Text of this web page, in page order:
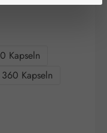
Kapseln
360 Kapseln
gewünschten